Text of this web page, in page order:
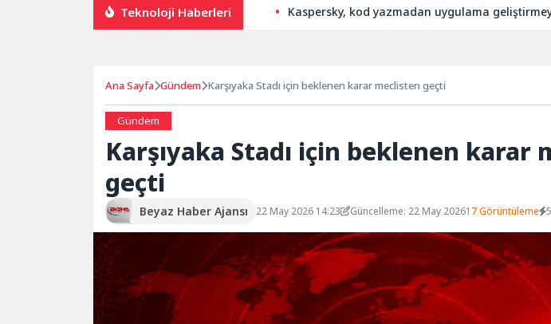
Teknoloji Haberleri Kaspersky, kod yazmadan uygulama
Ana Sayfa Gündem Karşıyaka Stadı için beklenen karar meclisten geçti
Gündem
Karşıyaka Stadı için beklenen karar
geçti
Beyaz Haber Ajansı 22 May 2026 14:23 Güncelleme: 22 May 202617 Görüntüleme